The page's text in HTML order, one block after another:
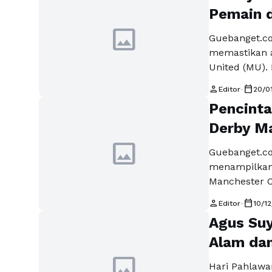
perancis
image
Pemain
memastikan
United
Mkhitaryan.
dengan MU
tidak akan
Palace.
person Editor• calendar_today 20/
image
Derby
Manchester
pasti akan
Manager
bahwa para
ingin
person Editor• calendar_today10/
Agus
Alam
Hari